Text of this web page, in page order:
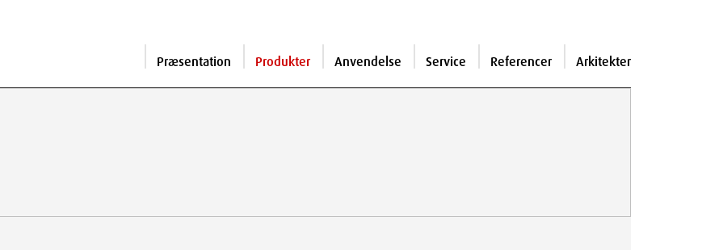
Præsentation Produkter Anvendelse Service Referencer Arkitekter